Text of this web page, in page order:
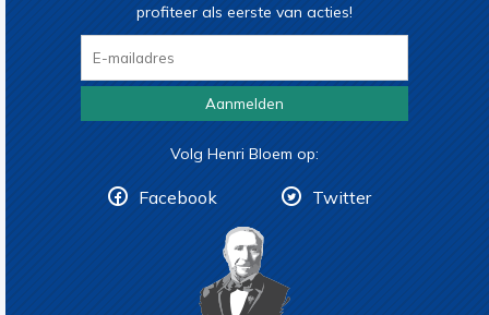
profiteer als eerste van acties!
Aanmelden
Volg Henri Bloem op:
Facebook Twitter